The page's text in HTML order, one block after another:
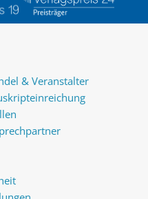
& Veranstalter